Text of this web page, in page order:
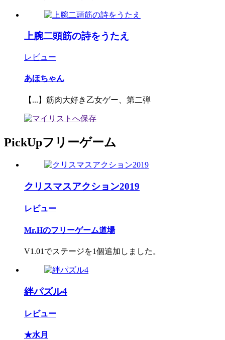
上腕二頭筋の詩をうたえ
レビュー
あほちゃん
【...】筋肉大好き乙女ゲー、第二弾
PickUpフリーゲーム
クリスマスアクション2019
レビュー
Mr.Hのフリーゲーム道場
V1.01でステージを1個追加しました。
絆パズル4
レビュー
★水月